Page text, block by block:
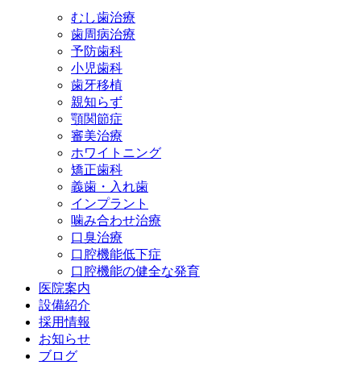
むし歯治療
歯周病治療
予防歯科
小児歯科
歯牙移植
親知らず
顎関節症
審美治療
ホワイトニング
矯正歯科
義歯・入れ歯
インプラント
噛み合わせ治療
口臭治療
口腔機能低下症
口腔機能の健全な発育
医院案内
設備紹介
採用情報
お知らせ
ブログ